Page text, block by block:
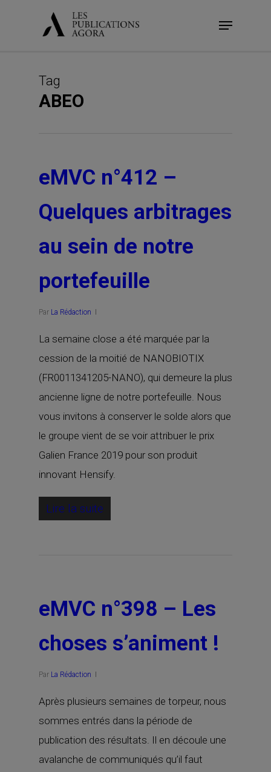
Menu
Tag
ABEO
eMVC n°412 –
Quelques arbitrages
au sein de notre
portefeuille
Par La Rédaction
La semaine close a été marquée par la
cession de la moitié de NANOBIOTIX
(FR0011341205-NANO), qui demeure la plus
ancienne ligne de notre portefeuille. Nous
vous invitons à conserver le solde alors que
le groupe vient de se voir attribuer le prix
Galien France 2019 pour son produit
innovant Hensify.
Lire la suite
eMVC n°398 – Les
choses s’animent !
Par La Rédaction
Après plusieurs semaines de torpeur, nous
sommes entrés dans la période de
publication des résultats. Il en découle une
avalanche de communiqués qu’il faut